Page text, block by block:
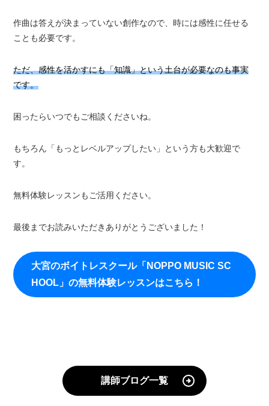
作曲は答えが決まっていない創作なので、時には感性に任せる
ことも必要です。
ただ、感性を活かすにも「知識」という土台が必要なのも事実
です。
困ったらいつでもご相談くださいね。
もちろん「もっとレベルアップしたい」という方も大歓迎で
す。
無料体験レッスンもご活用ください。
最後までお読みいただきありがとうございました！
大宮のボイトレスクール「NOPPO MUSIC SC
HOOL」の無料体験レッスンはこちら！
講師ブログ一覧